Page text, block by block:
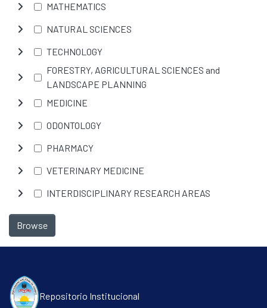
MATHEMATICS
NATURAL SCIENCES
TECHNOLOGY
FORESTRY, AGRICULTURAL SCIENCES and
LANDSCAPE PLANNING
MEDICINE
ODONTOLOGY
PHARMACY
VETERINARY MEDICINE
INTERDISCIPLINARY RESEARCH AREAS
Browse
Repositorio Institucional